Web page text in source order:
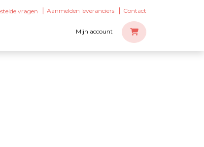
vragen Aanmelden leveranciers Contact
Mijn account